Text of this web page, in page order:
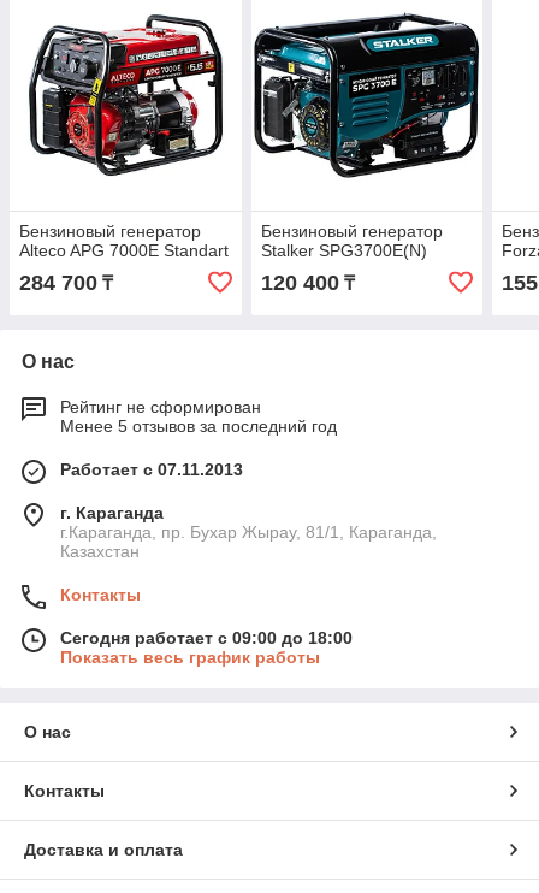
Бензиновый генератор
Alteco APG 7000E Standart
284 700 ₸
Бензиновый генератор
Stalker SPG3700E(N)
120 400₸
О нас
Рейтинг не сформирован
Менее 5 отзывов за последний год
Работает с 07.11.2013
г. Караганда
г.Караганда, пр. Бухар Жырау, 81/1, Караганда,
Казахстан
Контакты
Сегодня работает с 09:00 до 18:00
Показать весь график работы
О нас
Контакты
Доставка и оплата